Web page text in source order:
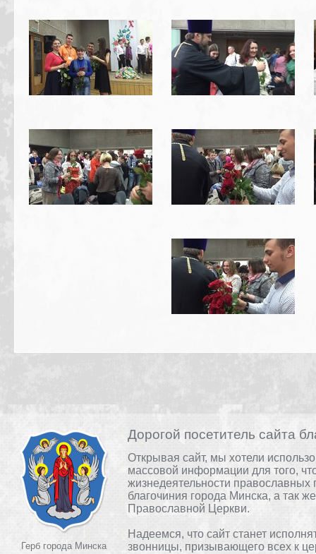
Герб города Минска
Дорогой посетитель сайта
Открывая сайт, мы хотели
массовой информации для того,
жизнедеятельности православных
благочиния города Минска, а так
Православной Церкви.
Надеемся, что сайт станет
звонницы, призывающего всех к